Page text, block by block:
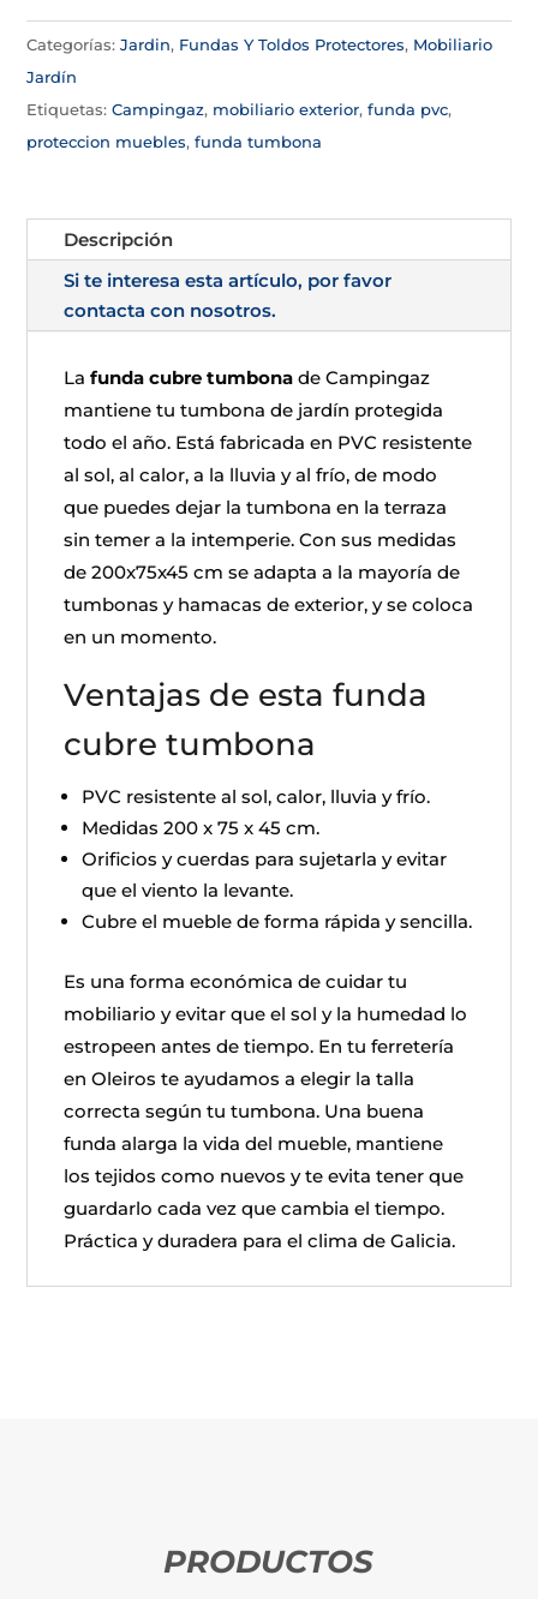
Categorías:Jardin, Fundas Y Toldos Protectores, Mobiliario
Jardín
Etiquetas:Campingaz, mobiliario exterior,funda pvc,
proteccion muebles,funda tumbona
Descripción
Si te interesa esta artículo, por favor
contacta con nosotros.
Lafunda cubre tumbona de Campingaz
mantiene tu tumbona de jardín protegida
todo el año. Está fabricada en PVC resistente
al sol, al calor, a la lluvia y al frío, de modo
que puedes dejar la tumbona en la terraza
sin temer a la intemperie. Con sus medidas
de 200x75x45 cm se adapta a la mayoría de
tumbonas y hamacas de exterior, y se coloca
en un momento.
Ventajas de esta funda
cubre tumbona
PVC resistente al sol, calor, lluvia y frío.
Medidas 200 x 75 x 45 cm.
Orificios y cuerdas para sujetarla y evitar
que el viento la levante.
Cubre el mueble de forma rápida y sencilla.
Es una forma económica de cuidar tu
mobiliario y evitar que el sol y la humedad lo
estropeen antes de tiempo. En tu ferretería
en Oleiros te ayudamos a elegir la talla
correcta según tu tumbona. Una buena
funda alarga la vida del mueble, mantiene
los tejidos como nuevos y te evita tener que
guardarlo cada vez que cambia el tiempo.
Práctica y duradera para el clima de Galicia.
PRODUCTOS